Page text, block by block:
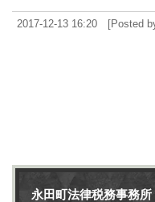
2017-12-13 16:20 [Posted
永田町法律税務事務所